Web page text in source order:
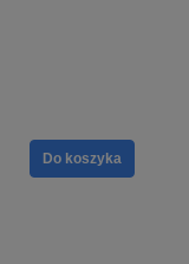
Do koszyka